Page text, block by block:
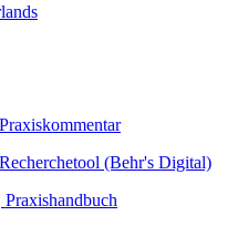
(Behr's Digital)